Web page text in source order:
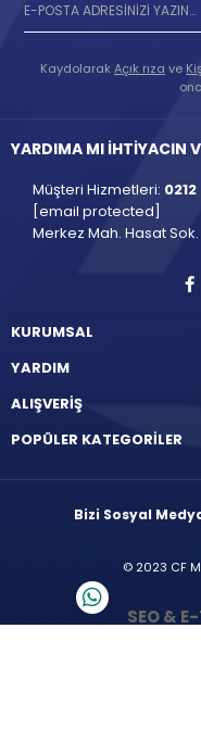
KaydolarakAçık rıza ve
YARDIMA MI İHTİYACIN
Müşteri Hizmetleri:
[email protected]
Merkez Mah. Hasat
KURUMSAL
YARDIM
ALIŞVERİŞ
POPÜLER KATEGORİLER
Bizi Sosyal
© 2023 CF
SEO &